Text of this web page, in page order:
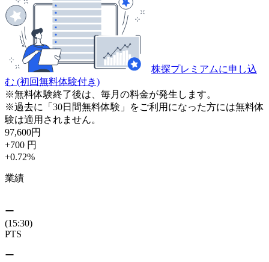
株探プレミアムに申し込
む (初回無料体験付き)
※無料体験終了後は、毎月の料金が発生します。
※過去に「30日間無料体験」をご利用になった方には無料体
験は適用されません。
97,600円
+700 円
+0.72%
業績
ー
(15:30)
PTS
ー